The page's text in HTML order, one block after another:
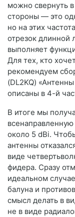
можно свернуть
стороны — это
но на этих
отрезок длинной
выполняет
Для тех, кто
рекомендуем
(DL2KQ)
описаны в 4-й
В итоге мы
около 5 dBi.
антенны
виде
фидера. Сразу
идеальном
балуна и
смысл делать в
не в виде